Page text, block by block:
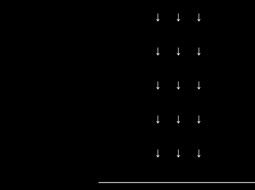
↓ ↓ ↓
↓ ↓ ↓
↓ ↓ ↓
↓ ↓ ↓
↓ ↓ ↓